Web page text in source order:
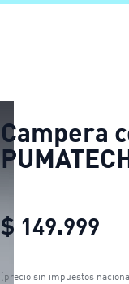
Campera
$ 149.999
(precio sin impuestos